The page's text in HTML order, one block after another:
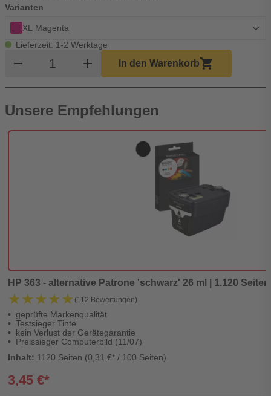
Varianten
XL Magenta
Lieferzeit: 1-2 Werktage
remove Produkt Warenkorb Menge
add In den Warenkorbshopping_cart
Unsere Empfehlungen
HP 363 - alternative Patrone 'schwarz' 26 ml | 1.120
★★★★★
★★★★★ (112 Bewertungen)
geprüfte Markenqualität
Testsieger Tinte
kein Verlust der Gerätegarantie
Preissieger Computerbild (11/07)
Inhalt: 1120 Seiten (0,31 €* / 100 Seiten)
3,45 €*